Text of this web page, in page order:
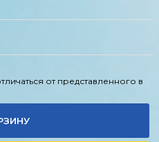
от представленного в